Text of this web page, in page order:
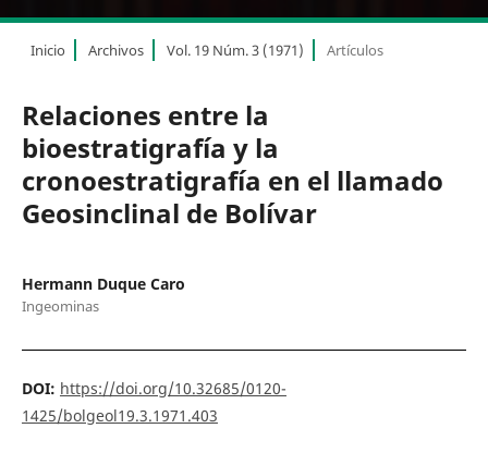
Inicio Archivos Vol. 19 Núm. 3 (1971) Artículos
Relaciones entre la
bioestratigrafía y la
cronoestratigrafía en el llamado
Geosinclinal de Bolívar
Hermann Duque Caro
Ingeominas
DOI: https://doi.org/10.32685/0120-
1425/bolgeol19.3.1971.403